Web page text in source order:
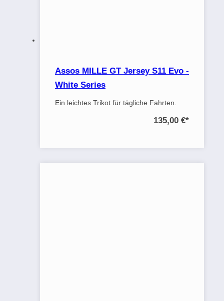
Assos MILLE GT Jersey S11 Evo -
White Series
Ein leichtes Trikot für tägliche Fahrten.
135,00 €*